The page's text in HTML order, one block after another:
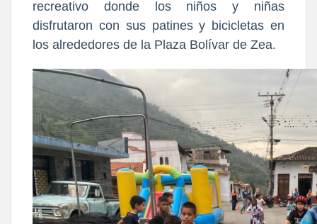
recreativo donde los niños y niñas
disfrutaron con sus patines y bicicletas en
los alrededores de la Plaza Bolívar de Zea.